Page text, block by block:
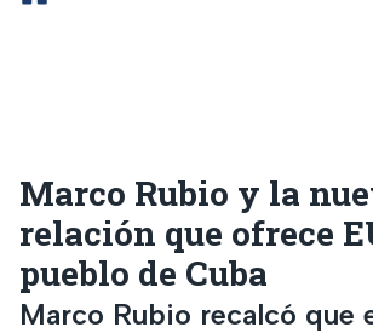
Marco Rubio y la
relación que ofrece
pueblo de Cuba
Marco Rubio recalcó que